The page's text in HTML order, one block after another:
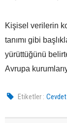
Kişisel verilerin
tanımı gibi
yürüttüğünü
Avrupa
Etiketler :